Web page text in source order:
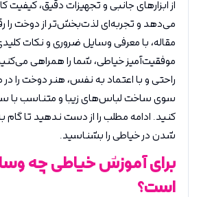
از ابزارهای جانبی و تجهیزات دقیق، کیفیت
می‌دهد و تجربه‌ای لذت‌بخش‌تر از دوخت را
مقاله، با معرفی وسایل ضروری و نکات
موفقیت‌آمیز خیاطی، شما را همراهی
راحتی و با اعتماد به نفس، هنر دوخت را در
سوی ساخت لباس‌های زیبا و متناسب با
کنید. ادامه مطلب را از دست ندهید تا گام
شدن در خیاطی را بشناسید.
برای آموزش خیاطی چه
است؟